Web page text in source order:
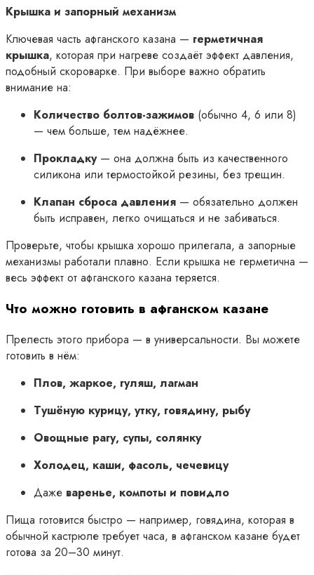
Крышка и запорный механизм
Ключевая часть афганского казана — герметичная
крышка, которая при нагреве создаёт эффект давления,
подобный скороварке. При выборе важно обратить
внимание на:
Количество болтов-зажимов (обычно 4, 6 или 8)
— чем больше, тем надёжнее.
Прокладку— она должна быть из качественного
силикона или термостойкой резины, без трещин.
Клапан сброса давления — обязательно должен
быть исправен, легко очищаться и не забиваться.
Проверьте, чтобы крышка хорошо прилегала, а запорные
механизмы работали плавно. Если крышка не герметична —
весь эффект от афганского казана теряется.
Что можно готовить в афганском казане
Прелесть этого прибора — в универсальности. Вы можете
готовить в нём:
Плов, жаркое, гуляш, лагман
Тушёную курицу, утку, говядину, рыбу
Овощные рагу, супы, солянку
Холодец, каши, фасоль, чечевицу
Даже варенье, компоты и повидло
Пища готовится быстро — например, говядина, которая в
обычной кастрюле требует часа, в афганском казане будет
готова за 20–30 минут.